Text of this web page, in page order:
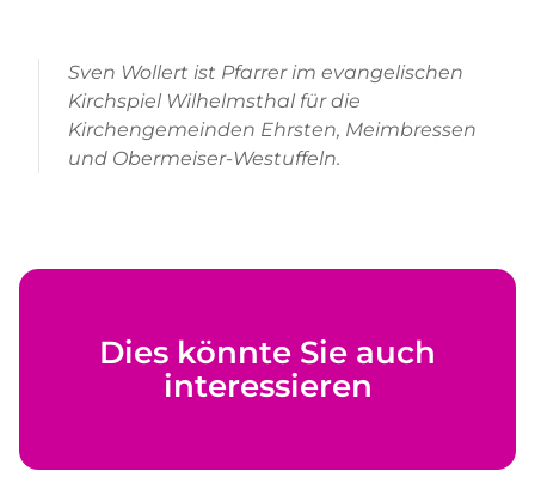
Sven Wollert ist Pfarrer im evangelischen
Kirchspiel Wilhelmsthal für die
Kirchengemeinden Ehrsten, Meimbressen
und Obermeiser-Westuffeln.
Dies könnte Sie auch
interessieren